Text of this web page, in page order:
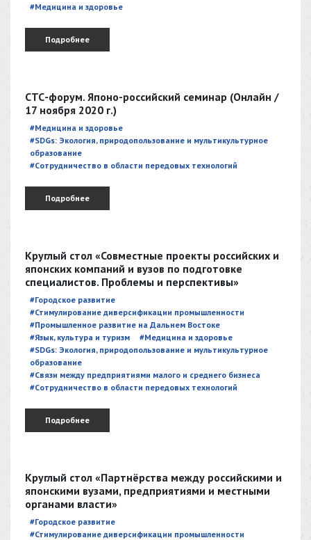
#Медицина и здоровье
Подробнее
СТС-форум. Японо-российский семинар (Онлайн /
17 ноября 2020 г.)
#Медицина и здоровье
#SDGs: Экология, природопользование и мультикультурное
образование
#Сотрудничество в области передовых технологий
Подробнее
Круглый стол «Совместные проекты российских и
японских компаний и вузов по подготовке
специалистов. Проблемы и перспективы»
#Городское развитие
#Стимулирование диверсификации промышленности
#Промышленное развитие на Дальнем Востоке
#Язык, культура и туризм
#Медицина и здоровье
#SDGs: Экология, природопользование и мультикультурное
образование
#Связи между предприятиями малого и среднего бизнеса
#Сотрудничество в области передовых технологий
Подробнее
Круглый стол «Партнёрства между российскими и
японскими вузами, предприятиями и местными
органами власти»
#Городское развитие
#Стимулирование диверсификации промышленности